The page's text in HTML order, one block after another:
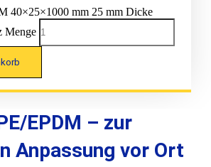
40×25×1000 mm 25 mm Dicke
Menge
EPDM – zur
Anpassung vor Ort